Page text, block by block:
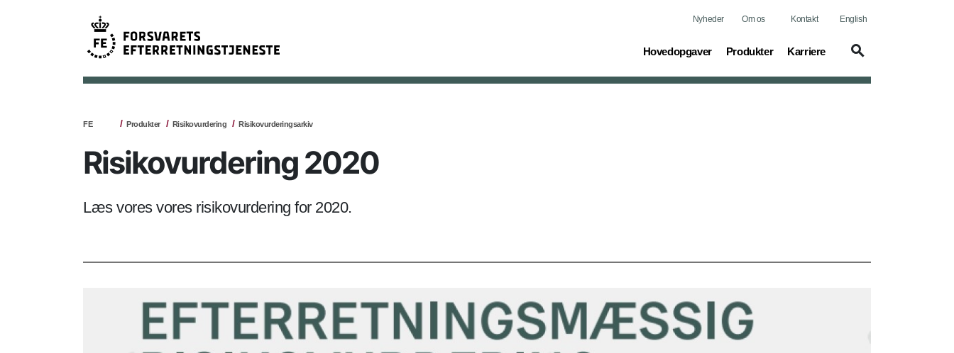
Nyheder Om os Kontakt English
Hovedopgaver
(current) Produkter
(current) Karriere
(current)
FE Produkter Risikovurdering Risikovurderingsarkiv
Risikovurdering 2020
Læs vores vores risikovurdering for 2020.